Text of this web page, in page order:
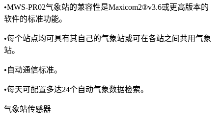
•MWS-PR02气象站的兼容性是Maxicom2®v3.6或更高版本的
软件的标准功能。
•每个站点均可具有其自己的气象站或可在各站之间共用气象
站。
•自动通信标准。
•每天可配置多达24个自动气象数据检索。
气象站传感器